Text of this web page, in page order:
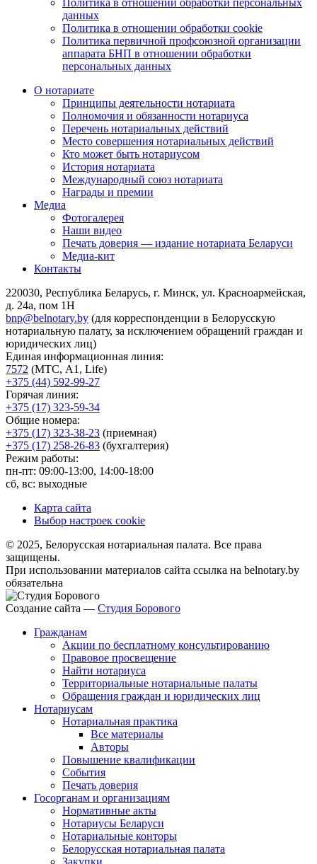
Политика в отношении обработки персональных
данных
Политика в отношении обработки cookie
Политика первичной профсоюзной организации
аппарата БНП в отношении обработки
персональных данных
О нотариате
Принципы деятельности нотариата
Полномочия и обязанности нотариуса
Перечень нотариальных действий
Место совершения нотариальных действий
Кто может быть нотариусом
История нотариата
Международный союз нотариата
Награды и премии
Медиа
Фотогалерея
Наши видео
Печать доверия — издание нотариата Беларуси
Медиа-кит
Контакты
220030, Республика Беларусь, г. Минск, ул. Красноармейская,
д. 24а, пом 1Н
bnp@belnotary.by (для корреспонденции в Белорусскую
нотариальную палату, за исключением обращений граждан и
юридических лиц)
Единая информационная линия:
7572 (МТС, A1, Life)
+375 (44) 592-99-27
Горячая линия:
+375 (17) 323-59-34
Общие номера:
+375 (17) 323-38-23 (приемная)
+375 (17) 258-26-83 (бухгалтерия)
Режим работы:
пн-пт: 09:00-13:00, 14:00-18:00
сб, вс: выходные
Карта сайта
Выбор настроек cookie
© 2025, Белорусская нотариальная палата. Все права
защищены.
При использовании материалов сайта ссылка на belnotary.by
обязательна
Создание сайта — Студия Борового
Гражданам
Акции по бесплатному консультированию
Правовое просвещение
Найти нотариуса
Территориальные нотариальные палаты
Обращения граждан и юридических лиц
Нотариусам
Нотариальная практика
Все материалы
Авторы
Повышение квалификации
События
Печать доверия
Госорганам и организациям
Нормативные акты
Нотариусы Беларуси
Нотариальные конторы
Белорусская нотариальная палата